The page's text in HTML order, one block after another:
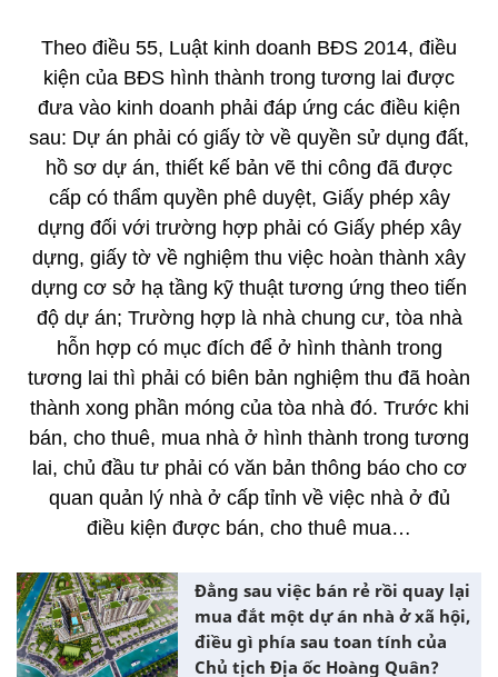
Theo điều 55, Luật kinh doanh BĐS 2014, điều
kiện của BĐS hình thành trong tương lai được
đưa vào kinh doanh phải đáp ứng các điều kiện
sau: Dự án phải có giấy tờ về quyền sử dụng đất,
hồ sơ dự án, thiết kế bản vẽ thi công đã được
cấp có thẩm quyền phê duyệt, Giấy phép xây
dựng đối với trường hợp phải có Giấy phép xây
dựng, giấy tờ về nghiệm thu việc hoàn thành xây
dựng cơ sở hạ tầng kỹ thuật tương ứng theo tiến
độ dự án; Trường hợp là nhà chung cư, tòa nhà
hỗn hợp có mục đích để ở hình thành trong
tương lai thì phải có biên bản nghiệm thu đã hoàn
thành xong phần móng của tòa nhà đó. Trước khi
bán, cho thuê, mua nhà ở hình thành trong tương
lai, chủ đầu tư phải có văn bản thông báo cho cơ
quan quản lý nhà ở cấp tỉnh về việc nhà ở đủ
điều kiện được bán, cho thuê mua…
Đằng sau việc bán rẻ rồi quay lại
mua đắt một dự án nhà ở xã hội,
điều gì phía sau toan tính của
Chủ tịch Địa ốc Hoàng Quân?